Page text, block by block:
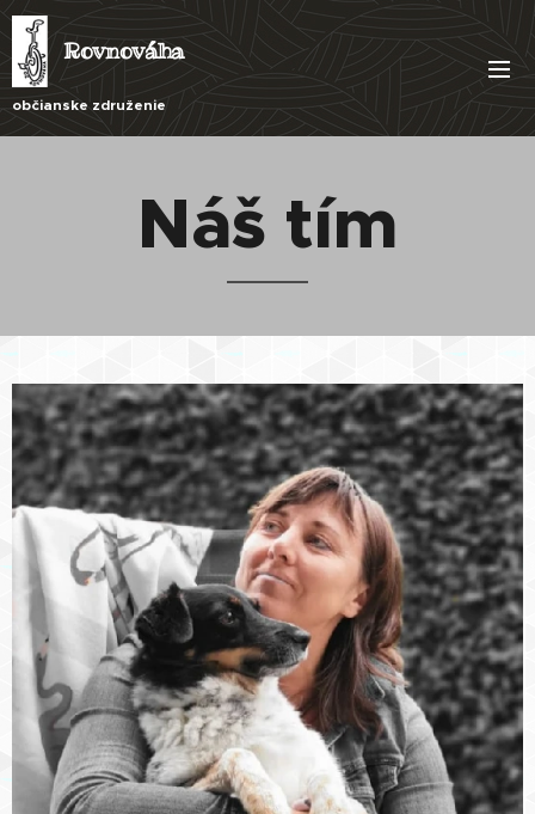
Rovnováha
občianske združenie
Náš tím